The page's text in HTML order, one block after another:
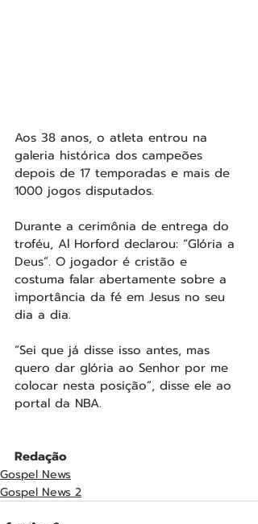
Aos 38 anos, o atleta entrou na
galeria histórica dos campeões
depois de 17 temporadas e mais de
1000 jogos disputados.
Durante a cerimônia de entrega do
troféu, Al Horford declarou: “Glória a
Deus”. O jogador é cristão e
costuma falar abertamente sobre a
importância da fé em Jesus no seu
dia a dia.
“Sei que já disse isso antes, mas
quero dar glória ao Senhor por me
colocar nesta posição”, disse ele ao
portal da NBA.
Redação
Gospel News
Gospel News 2